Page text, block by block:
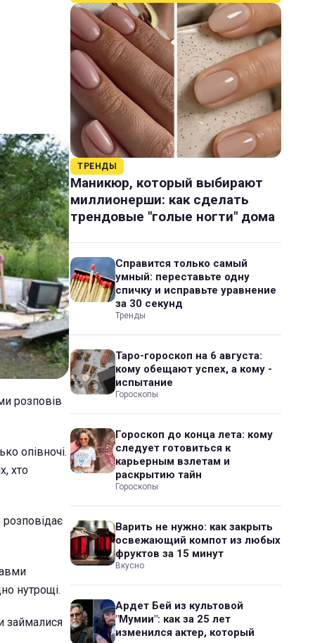
розповів
опівночі.
хто
нутрощі.
займалися
ТРЕНДЫ
Маникюр, который выбирают
миллионерши: как сделать
трендовые "голые ногти" дома
Справится только самый
умный: переставьте одну
спичку и исправьте уравнение
за 30 секунд
Тренды
Таро-гороскоп на 6 августа:
кому обещают успех, а кому -
испытание
Гороскопы
Гороскоп до конца лета: кому
следует готовиться к
карьерным взлетам и
раскрытию тайн
Гороскопы
Варить не нужно: как закрыть
освежающий компот из любых
фруктов за 15 минут
Вкусно
Ардет Бей из культовой
"Мумии": как за 25 лет
изменился актер, который